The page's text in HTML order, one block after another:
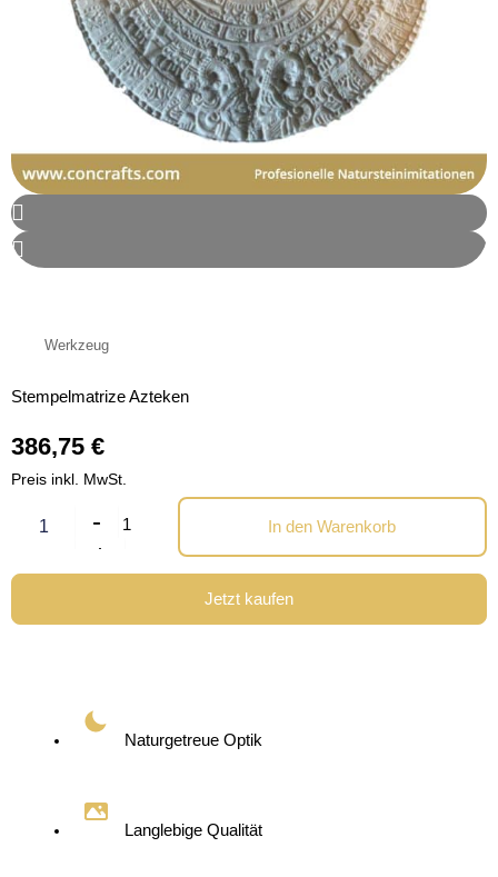
Werkzeug
Stempelmatrize Azteken
386,75 €
Preis inkl. MwSt.
- 1
+
In den Warenkorb
Jetzt kaufen
Naturgetreue Optik
Langlebige Qualität